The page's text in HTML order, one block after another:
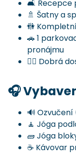
🛋️ Recepce
🚿 Šatny a
🚻
🚗 1
pronájmu
🚶‍♂️ Dobrá
🎧
🔊
🧘 Jóga
🧱 Jóga
☕ Kávovar